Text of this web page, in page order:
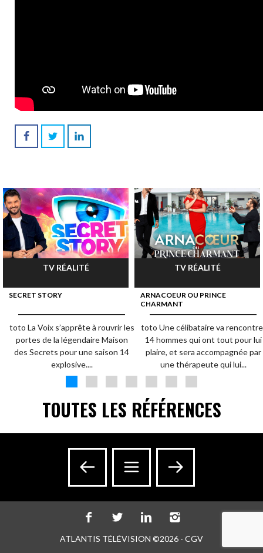
TV RÉALITÉ
SECRET STORY
toto La Voix s’apprête à rouvrir les
portes de la légendaire Maison
des Secrets pour une saison 14
explosive....
TV RÉALITÉ
ARNACOEUR OU PRINCE
CHARMANT
toto Une célibataire va
14 hommes qui ont tout pour lui
plaire, et sera accompagnée par
une thérapeute qui lui...
TOUTES LES RÉFÉRENCES
ATLANTIS TÉLÉVISION ©2026 - CGV